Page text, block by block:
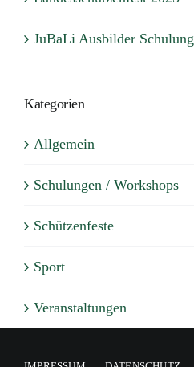
JuBaLi Ausbilder Schulung
Kategorien
Allgemein
Schulungen / Workshops
Schützenfeste
Sport
Veranstaltungen